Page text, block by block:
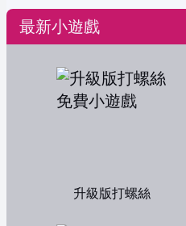
最新小遊戲
升級版打螺絲